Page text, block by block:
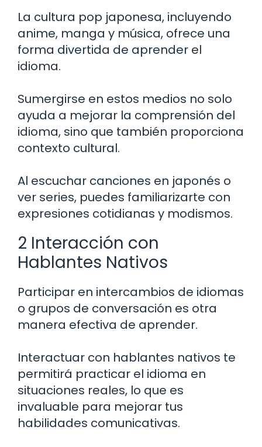
La cultura pop japonesa, incluyendo
anime, manga y música, ofrece una
forma divertida de aprender el
idioma.
Sumergirse en estos medios no solo
ayuda a mejorar la comprensión del
idioma, sino que también proporciona
contexto cultural.
Al escuchar canciones en japonés o
ver series, puedes familiarizarte con
expresiones cotidianas y modismos.
2 Interacción con
Hablantes Nativos
Participar en intercambios de idiomas
o grupos de conversación es otra
manera efectiva de aprender.
Interactuar con hablantes nativos te
permitirá practicar el idioma en
situaciones reales, lo que es
invaluable para mejorar tus
habilidades comunicativas.